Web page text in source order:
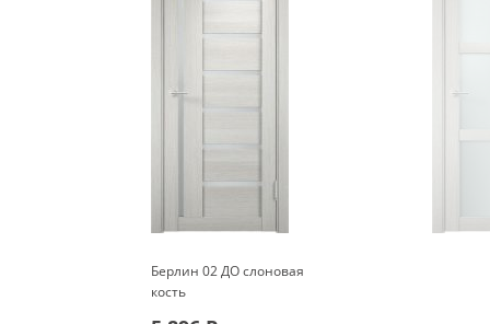
Берлин 02 ДО слоновая
кость